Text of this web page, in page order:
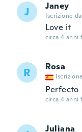
J Janey
Iscrizione
Love it
circa 4 anni
R Rosa
Perfecto
circa 4 anni
Juliana